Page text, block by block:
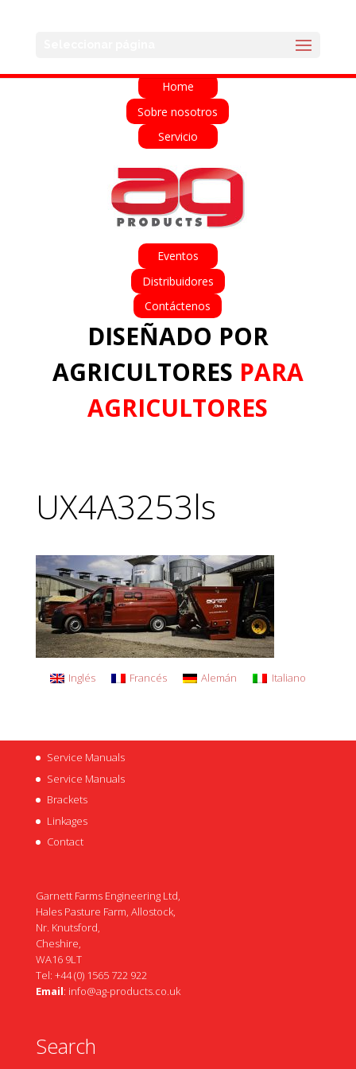
Home
Sobre nosotros
Servicio
Eventos
Distribuidores
Contáctenos
DISEÑADO POR
AGRICULTORES PARA
AGRICULTORES
UX4A3253ls
Inglés Francés Alemán Italiano
Service Manuals
Service Manuals
Brackets
Linkages
Contact
Garnett Farms Engineering Ltd,
Hales Pasture Farm, Allostock,
Nr. Knutsford,
Cheshire,
WA16 9LT
Tel: +44 (0) 1565 722 922
Email: info@ag-products.co.uk
Search